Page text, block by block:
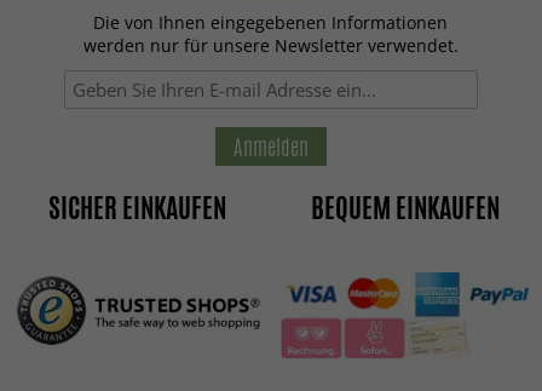
Die von Ihnen eingegebenen Informationen
werden nur für unsere Newsletter verwendet.
Anmelden
SICHER EINKAUFEN BEQUEM EINKAUFEN